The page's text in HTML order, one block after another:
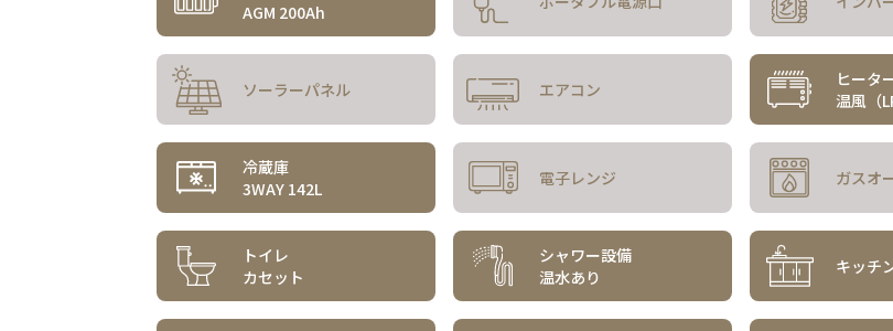
AGM 200Ah
ソーラーパネル エアコン
ヒータ
温風（
冷蔵庫
3WAY 142L
電子レンジ ガスオ
トイレ
カセット
シャワー設備
温水あり
キッチ